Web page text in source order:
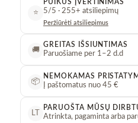
⭐
PUIKUS ĮVERTINIMAS
5/5 · 255+ atsiliepimų
Peržiūrėti atsiliepimus
🚚
GREITAS IŠSIUNTIMAS
Paruošiame per 1–2 d.d
📦
NEMOKAMAS
Į paštomatus nuo 45 €
LT
PARUOŠTA MŪSŲ
Atrinkta, pagaminta arba